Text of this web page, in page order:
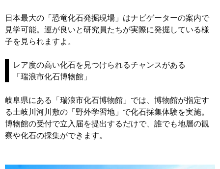
日本最大の「恐竜化石発掘現場」はナビゲーターの案内で
見学可能。運が良いと研究員たちが実際に発掘している様
子を見られますよ。
レア度の高い化石を見つけられるチャンスがある
「瑞浪市化石博物館」
岐阜県にある「瑞浪市化石博物館」では、博物館が指定す
る土岐川河川敷の「野外学習地」で化石採集体験を実施。
博物館の受付で立入届を提出するだけで、誰でも地層の観
察や化石の採集ができます。